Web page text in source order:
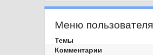
Меню пользователя
Темы
Комментарии